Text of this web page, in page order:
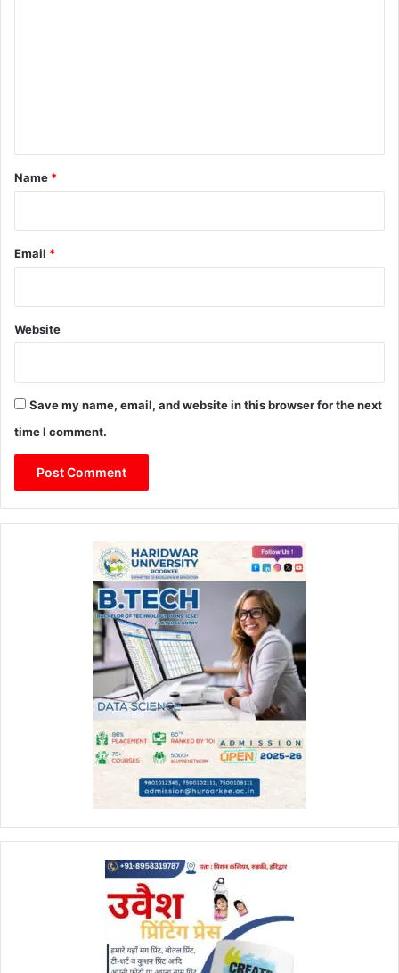
*
Name *
Email *
Website
Save my name, email, and website in this browser for the next
time I comment.